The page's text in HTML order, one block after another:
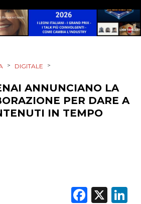
> DIGITALE >
ANNUNCIANO LA
PER DARE A
IN TEMPO
X